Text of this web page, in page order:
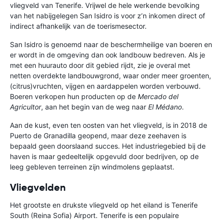
vliegveld van Tenerife. Vrijwel de hele werkende bevolking
van het nabijgelegen San Isidro is voor z’n inkomen direct of
indirect afhankelijk van de toerismesector.
San Isidro is genoemd naar de beschermheilige van boeren en
er wordt in de omgeving dan ook landbouw bedreven. Als je
met een huurauto door dit gebied rijdt, zie je overal met
netten overdekte landbouwgrond, waar onder meer groenten,
(citrus)vruchten, vijgen en aardappelen worden verbouwd.
Boeren verkopen hun producten op de Mercado del
Agricultor, aan het begin van de weg naar El Médano.
Aan de kust, even ten oosten van het vliegveld, is in 2018 de
Puerto de Granadilla geopend, maar deze zeehaven is
bepaald geen doorslaand succes. Het industriegebied bij de
haven is maar gedeeltelijk opgevuld door bedrijven, op de
leeg gebleven terreinen zijn windmolens geplaatst.
Vliegvelden
Het grootste en drukste vliegveld op het eiland is Tenerife
South (Reina Sofia) Airport. Tenerife is een populaire